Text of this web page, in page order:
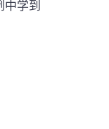
中学到